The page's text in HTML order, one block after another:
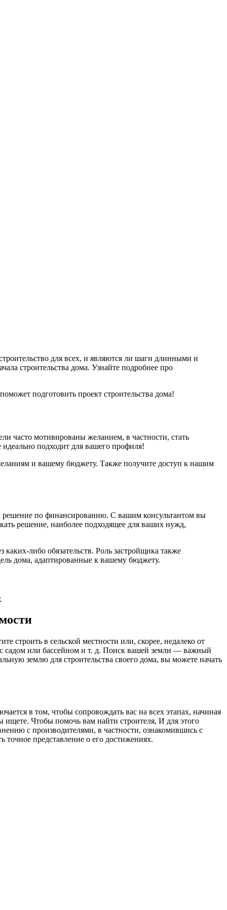
для всех, и являются ли шаги длинными и
строительства дома. Узнайте подробнее про
подготовить проект строительства дома!
часто мотивированы желанием, в частности, стать
подходит для вашего профиля!
и вашему бюджету. Также получите доступ к нашим
решение по финансированию. С вашим консультантом вы
решение, наиболее подходящее для ваших нужд,
либо обязательств. Роль застройщика также
дома, адаптированные к вашему бюджету.
строить в сельской местности или, скорее, недалеко от
садом или бассейном и т. д. Поиск вашей земли — важный
землю для строительства своего дома, вы можете начать
в том, чтобы сопровождать вас на всех этапах, начиная
Чтобы помочь вам найти строителя, И для этого
с производителями, в частности, ознакомившись с
представление о его достижениях.